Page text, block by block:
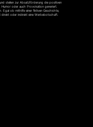
stellen zur Absatzförderung die positiven
oder auch Provokation generiert.
Egal ob mithilfe einer fiktiven Geschichte,
oder indirekt eine Werbebotschaft.